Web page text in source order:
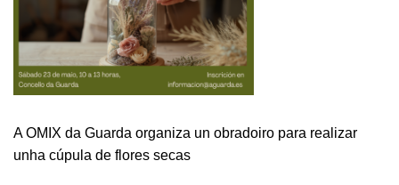
AGOSTO
PARA
CONVERTER
A
EPICENTRO
DA
A OMIX da Guarda organiza un obradoiro para realizar
unha cúpula de flores secas